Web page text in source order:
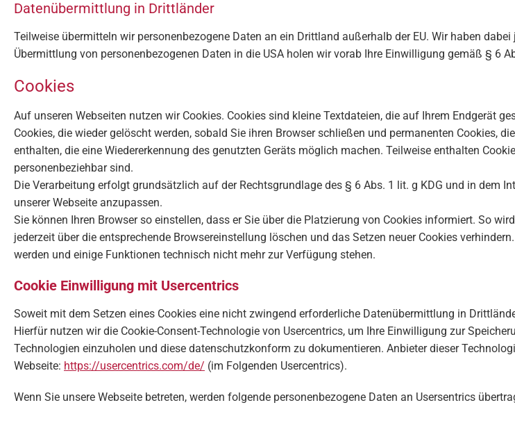
Datenübermittlung in Drittländer
Teilweise übermitteln wir personenbezogene Daten an ein Drittland außerhalb der EU. Wir haben
Übermittlung von personenbezogenen Daten in die USA holen wir vorab Ihre Einwilligung gemäß § 6
Cookies
Auf unseren Webseiten nutzen wir Cookies. Cookies sind kleine Textdateien, die auf Ihrem Endgerät
Cookies, die wieder gelöscht werden, sobald Sie ihren Browser schließen und permanenten Cookies,
enthalten, die eine Wiedererkennung des genutzten Geräts möglich machen. Teilweise enthalten
personenbeziehbar sind.
Die Verarbeitung erfolgt grundsätzlich auf der Rechtsgrundlage des § 6 Abs. 1 lit. g KDG und in dem
unserer Webseite anzupassen.
Sie können Ihren Browser so einstellen, dass er Sie über die Platzierung von Cookies informiert. So
jederzeit über die entsprechende Browsereinstellung löschen und das Setzen neuer Cookies
werden und einige Funktionen technisch nicht mehr zur Verfügung stehen.
Cookie Einwilligung mit Usercentrics
Soweit mit dem Setzen eines Cookies eine nicht zwingend erforderliche Datenübermittlung in
Hierfür nutzen wir die Cookie-Consent-Technologie von Usercentrics, um Ihre Einwilligung zur
Technologien einzuholen und diese datenschutzkonform zu dokumentieren. Anbieter dieser
Webseite: https://usercentrics.com/de/ (im Folgenden Usercentrics).
Wenn Sie unsere Webseite betreten, werden folgende personenbezogene Daten an Usersentrics